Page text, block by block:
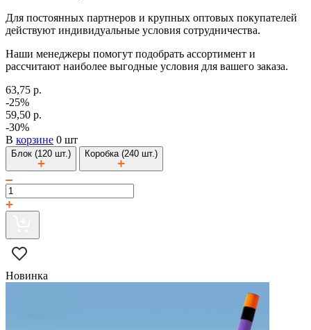
Для постоянных партнеров и крупных оптовых покупателей
действуют индивидуальные условия сотрудничества.
Наши менеджеры помогут подобрать ассортимент и
рассчитают наиболее выгодные условия для вашего заказа.
63,75 р.
-25%
59,50 р.
-30%
В корзине 0 шт
Блок (120 шт.) Коробка (240 шт.)
Новинка